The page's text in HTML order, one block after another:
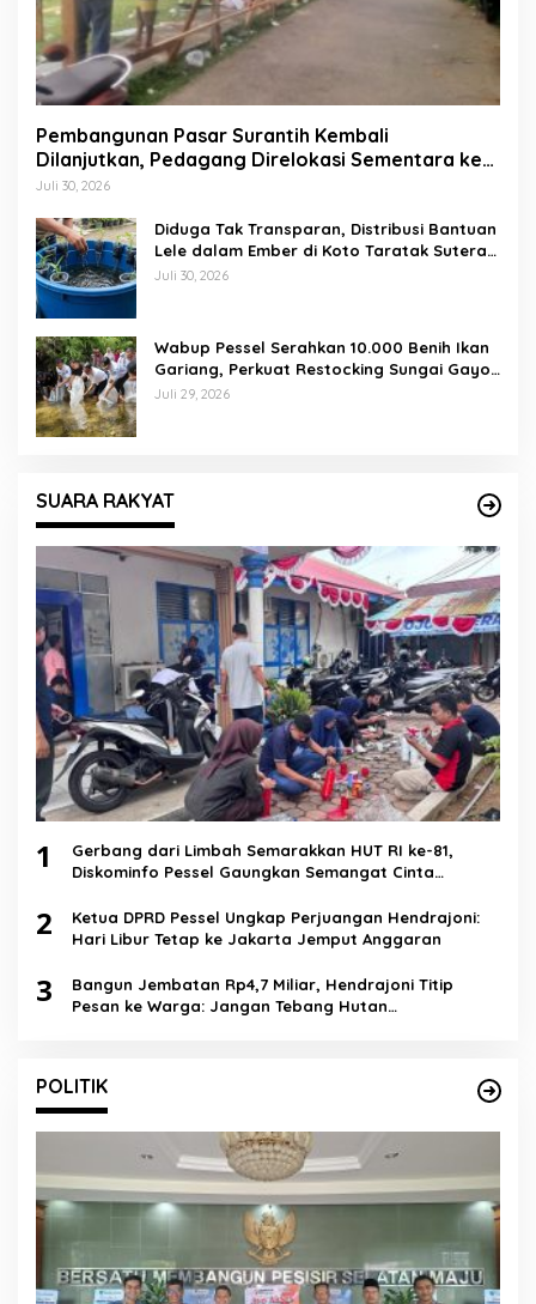
Pembangunan Pasar Surantih Kembali
Dilanjutkan, Pedagang Direlokasi Sementara ke
Lapangan Gadih Basanai
Juli 30, 2026
Diduga Tak Transparan, Distribusi Bantuan
Lele dalam Ember di Koto Taratak Sutera
Tuai Sorotan Warga
Juli 30, 2026
Wabup Pessel Serahkan 10.000 Benih Ikan
Gariang, Perkuat Restocking Sungai Gayo
demi Kelestarian Perairan
Juli 29, 2026
SUARA RAKYAT
1
Gerbang dari Limbah Semarakkan HUT RI ke-81,
Diskominfo Pessel Gaungkan Semangat Cinta
2
Ketua DPRD Pessel Ungkap Perjuangan Hendrajoni:
Hari Libur Tetap ke Jakarta Jemput Anggaran
3
Bangun Jembatan Rp4,7 Miliar, Hendrajoni Titip
Pesan ke Warga: Jangan Tebang Hutan
POLITIK